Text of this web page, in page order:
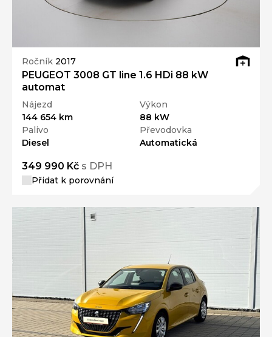
Ročník 2017
PEUGEOT 3008 GT line 1.6 HDi 88 kW
automat
Nájezd
144 654 km
Výkon
88 kW
Palivo
Diesel
Převodovka
Automatická
349 990 Kč s DPH
Přidat k porovnání